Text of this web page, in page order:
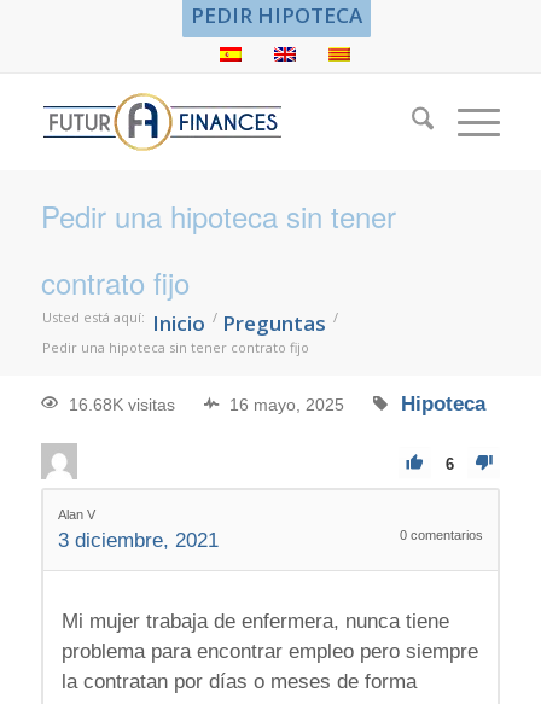
PEDIR HIPOTECA
Pedir una hipoteca sin tener
contrato fijo
Usted está aquí: Inicio / Preguntas /
Pedir una hipoteca sin tener contrato fijo
16.68K visitas 16 mayo, 2025 Hipoteca
6
Alan V
3 diciembre, 2021 0 comentarios
Mi mujer trabaja de enfermera, nunca tiene
problema para encontrar empleo pero siempre
la contratan por días o meses de forma